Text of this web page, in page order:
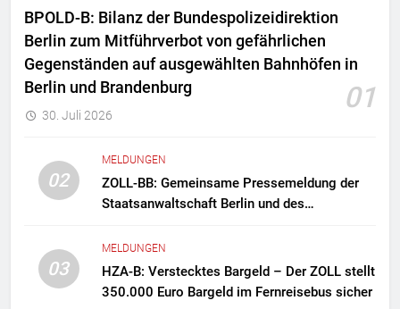
BPOLD-B: Bilanz der Bundespolizeidirektion
Berlin zum Mitführverbot von gefährlichen
Gegenständen auf ausgewählten Bahnhöfen in
Berlin und Brandenburg
01
30. Juli 2026
02
MELDUNGEN
ZOLL-BB: Gemeinsame Pressemeldung der
Staatsanwaltschaft Berlin und des
Zollfahndung hebt mutmaßliches
Drogenlabor aus
03
MELDUNGEN
HZA-B: Verstecktes Bargeld – Der ZOLL stellt
350.000 Euro Bargeld im Fernreisebus sicher